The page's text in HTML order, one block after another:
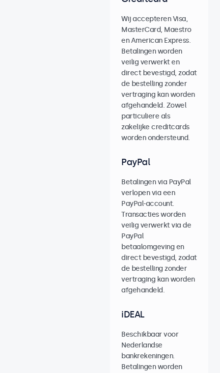
Wij accepteren Visa,
MasterCard, Maestro
en American Express.
Betalingen worden
veilig verwerkt en
direct bevestigd, zodat
de bestelling zonder
vertraging kan worden
afgehandeld. Zowel
particuliere als
zakelijke creditcards
worden ondersteund.
PayPal
Betalingen via PayPal
verlopen via een
PayPal-account.
Transacties worden
veilig verwerkt via de
PayPal
betaalomgeving en
direct bevestigd, zodat
de bestelling zonder
vertraging kan worden
afgehandeld.
iDEAL
Beschikbaar voor
Nederlandse
bankrekeningen.
Betalingen worden